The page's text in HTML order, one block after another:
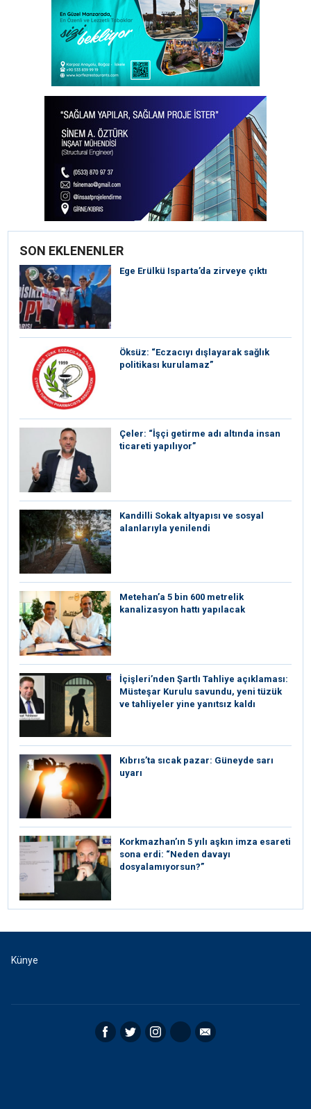
SON EKLENENLER
Ege Erülkü Isparta’da zirveye çıktı
Öksüz: “Eczacıyı dışlayarak sağlık
politikası kurulamaz”
Çeler: “İşçi getirme adı altında insan
ticareti yapılıyor”
Kandilli Sokak altyapısı ve sosyal
alanlarıyla yenilendi
Metehan’a 5 bin 600 metrelik
kanalizasyon hattı yapılacak
İçişleri’nden Şartlı Tahliye açıklaması:
Müsteşar Kurulu savundu, yeni tüzük
ve tahliyeler yine yanıtsız kaldı
Kıbrıs’ta sıcak pazar: Güneyde sarı
uyarı
Korkmazhan’ın 5 yılı aşkın imza esareti
sona erdi: “Neden davayı
dosyalamıyorsun?”
Künye
Facebook Twitter Instagram RSS